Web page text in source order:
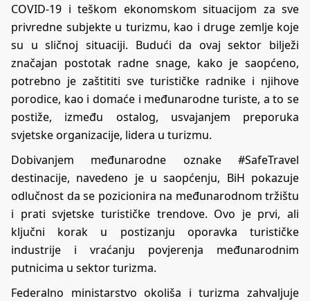
COVID-19 i teškom ekonomskom situacijom za sve
privredne subjekte u turizmu, kao i druge zemlje koje
su u sličnoj situaciji. Budući da ovaj sektor bilježi
značajan postotak radne snage, kako je saopćeno,
potrebno je zaštititi sve turističke radnike i njihove
porodice, kao i domaće i međunarodne turiste, a to se
postiže, između ostalog, usvajanjem preporuka
svjetske organizacije, lidera u turizmu.
Dobivanjem međunarodne oznake #SafeTravel
destinacije, navedeno je u saopćenju, BiH pokazuje
odlučnost da se pozicionira na međunarodnom tržištu
i prati svjetske turističke trendove. Ovo je prvi, ali
ključni korak u postizanju oporavka turističke
industrije i vraćanju povjerenja međunarodnim
putnicima u sektor turizma.
Federalno ministarstvo okoliša i turizma zahvaljuje